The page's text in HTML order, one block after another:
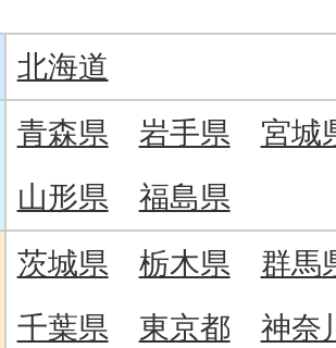
北海道
青森県 岩手県
宮城
山形県
福島県
茨城県 栃木県
群馬
千葉県
東京都 神奈